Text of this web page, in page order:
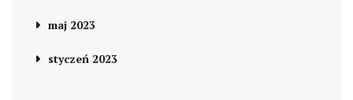
maj 2023
styczeń 2023